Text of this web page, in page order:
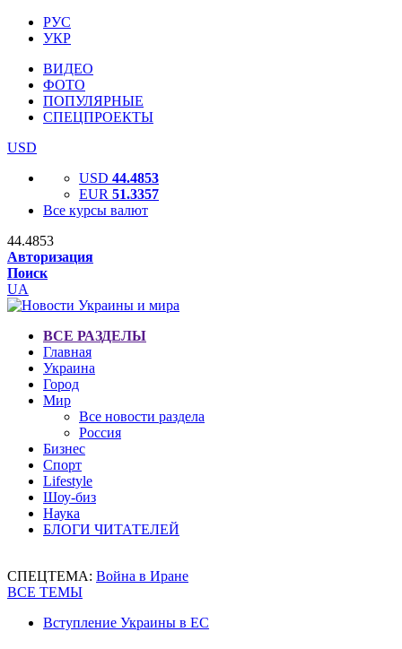
РУС
УКР
ВИДЕО
ФОТО
ПОПУЛЯРНЫЕ
СПЕЦПРОЕКТЫ
USD
USD 44.4853
EUR 51.3357
Все курсы валют
44.4853
Авторизация
Поиск
UA
ВСЕ РАЗДЕЛЫ
Главная
Украина
Город
Мир
Все новости раздела
Россия
Бизнес
Спорт
Lifestyle
Шоу-биз
Наука
БЛОГИ ЧИТАТЕЛЕЙ
СПЕЦТЕМА: Война в Иране
ВСЕ ТЕМЫ
Вступление Украины в ЕС